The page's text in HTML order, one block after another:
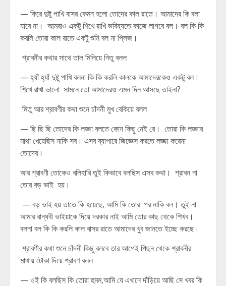
— কিরে দুষ্টু পাখি বাসর কেমন হলো তোদের কাল রাতে। আমাদের কি বলা
যাবে না। আমরাও একটু শিখে রাখি ভবিষ্যতে কাজে লাগবে বল। বল কি কি
করলি তোরা কাল রাতে একটু শুনি বল না প্লিজ।
শ্রাবনীর কথার সাথে তাল মিলিয়ে নিতু বলল
— হ্যাঁ হ্যাঁ দুষ্টু পাখি বলনা কি কি করলি কালকে আমাদেরকেও একটু বল।
শিখে রাখা ভালো সামনে তো আমাদেরও এমন দিন আসছে তাইনা?
মিতু আর শ্রাবণীর কথা শুনে চাঁদনী মুখ বেকিয়ে বলল
— ছি ছি ছি তোদের কি লজ্জা বলতে কোন কিছু নেই রে। তোরা কি লজ্জার
মাথা খেয়েছিস নাকি সব। এসব ব্যাপারে জিজ্ঞেস করতে লজ্জা করেনা
তোদের।
আর শ্রাবণী তোকেও বলিহারি তুই কিভাবে বলছিস এসব কথা। শ্রাবন না
তোর বড় ভাই হয়।
— বড় ভাই হয় তাতে কি হয়েছে, আমি কি তোর পর নাকি বল। তুই না
আমার বান্ধবী ভাইয়াকে দিয়ে দরকার নাই আমি তোর কাছ থেকে শিখব।
বলনা বল কি কি করলি কাল বাসর রাতে আমাদের খুব জানতে ইচ্ছে করছে।
শ্রাবণীর কথা শুনে চাঁদনী কিছু বলবে তার আগেই পিছন থেকে শ্রাবনীর
মাথায় টোকা দিয়ে শ্রাবণ বলল
— ওই কি বলছিস কি তোরা হুমম,আমি যে এখানে দাঁড়িয়ে আছি সে খবর কি